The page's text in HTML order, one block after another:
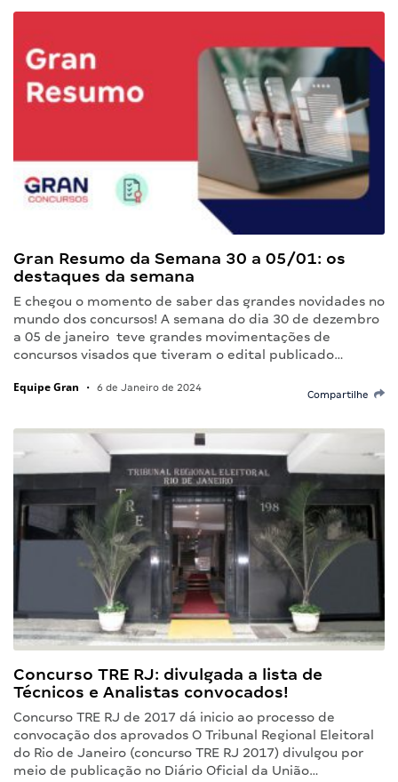
Gran Resumo da Semana 30 a 05/01: os
destaques da semana
E chegou o momento de saber das grandes novidades no
mundo dos concursos! A semana do dia 30 de dezembro
a 05 de janeiro teve grandes movimentações de
concursos visados que tiveram o edital publicado…
Equipe Gran • 6 de Janeiro de 2024
Compartilhe
Concurso TRE RJ: divulgada a lista de
Técnicos e Analistas convocados!
Concurso TRE RJ de 2017 dá inicio ao processo de
convocação dos aprovados O Tribunal Regional Eleitoral
do Rio de Janeiro (concurso TRE RJ 2017) divulgou por
meio de publicação no Diário Oficial da União…